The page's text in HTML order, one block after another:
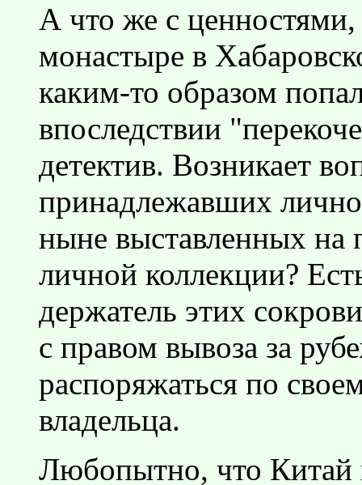
А что же с
монастыре в
каким-то образом
впоследствии
детектив. Возникает
принадлежавших
ныне выставленных на
личной коллекции?
держатель этих
с правом вывоза за
распоряжаться по
владельца.
Любопытно, что Китай